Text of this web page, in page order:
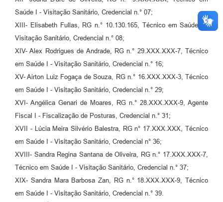
Saúde I - Visitação Sanitário, Credencial n.° 07;
XIII- Elisabeth Fullas, RG n.° 10.130.165, Técnico em Saúde I -
Visitação Sanitário, Credencial n.° 08;
XIV- Alex Rodrigues de Andrade, RG n.° 29.XXX.XXX-7, Técnico
em Saúde I - Visitação Sanitário, Credencial n.° 16;
XV- Airton Luiz Fogaça de Souza, RG n.° 16.XXX.XXX-3, Técnico
em Saúde I - Visitação Sanitário, Credencial n.° 29;
XVI- Angélica Genari de Moares, RG n.° 28.XXX.XXX-9, Agente
Fiscal I - Fiscalização de Posturas, Credencial n.° 31;
XVII - Lúcia Meira Silvério Balestra, RG n° 17.XXX.XXX, Técnico
em Saúde I - Visitação Sanitário, Credencial n° 36;
XVIII- Sandra Regina Santana de Oliveira, RG n.° 17.XXX.XXX-7,
Técnico em Saúde I - Visitação Sanitário, Credencial n.° 37;
XIX- Sandra Mara Barbosa Zan, RG n.° 18.XXX.XXX-9, Técnico
em Saúde I - Visitação Sanitário, Credencial n.° 39.